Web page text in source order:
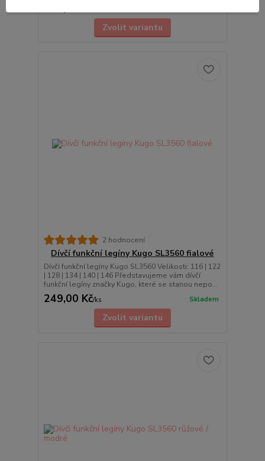
Zvolit variantu
2 hodnocení
Dívčí funkční legíny Kugo SL3560 fialové
Dívčí funkční legíny Kugo SL3560 Velikosti: 116 | 122
| 128 | 134 | 140 | 146 Představujeme vám dívčí
funkční legíny značky Kugo, které se stanou nepo...
249,00 Kč/ks Skladem
Zvolit variantu